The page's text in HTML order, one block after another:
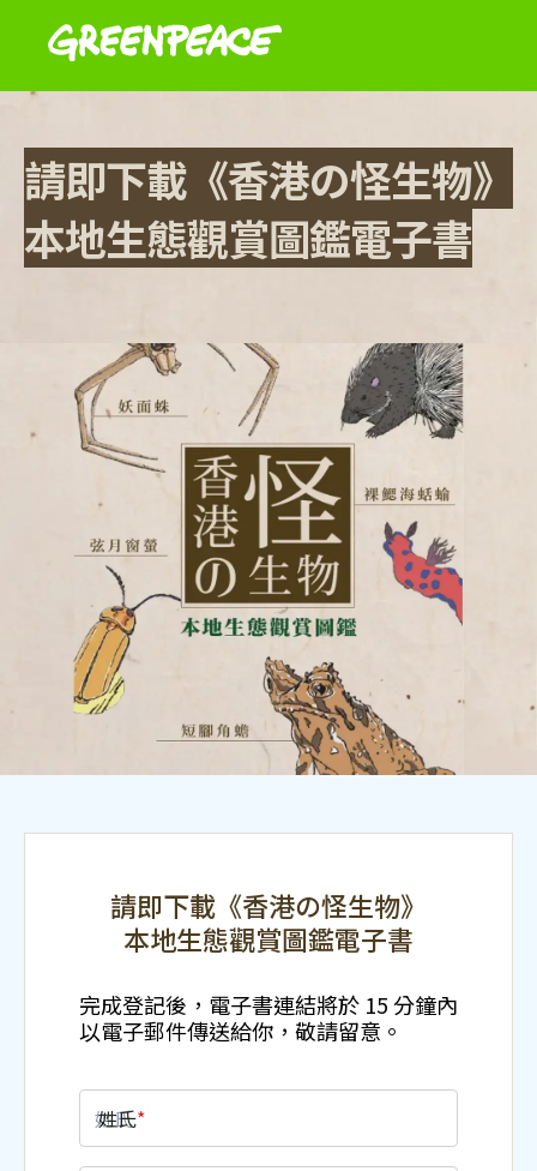
請即下載《香港の怪生物》
本地生態觀賞圖鑑電子書
請即下載《香港の怪生物》
本地生態觀賞圖鑑電子書
完成登記後，電子書連結將於 15 分鐘內
以電子郵件傳送給你，敬請留意。
姓氏*